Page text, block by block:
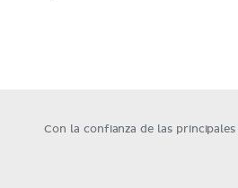
Con la confianza de las